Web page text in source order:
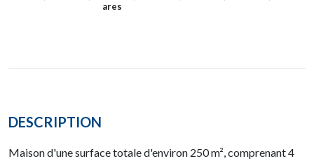
ares
DESCRIPTION
Maison d'une surface totale d'environ 250 m², comprenant 4